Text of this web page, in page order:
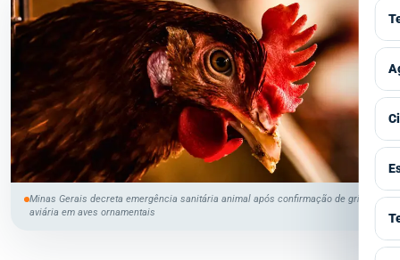
Minas Gerais decreta emergência sanitária animal após confirmação de gripe
aviária em aves ornamentais